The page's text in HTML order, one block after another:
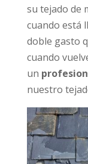
su tejado de
cuando está
doble gasto
cuando
un
nuestro